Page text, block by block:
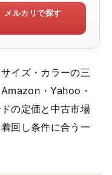
メルカリで探す
イズ・カラーの三
・Yahoo・
の定価と中古市場
回し条件に合う一